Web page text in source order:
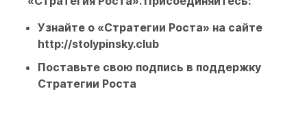
Узнайте о «Стратегии Роста» на сайте
http://stolypinsky.club
Поставьте свою подпись в поддержку
Стратегии Роста